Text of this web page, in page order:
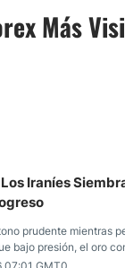
Más
Iraníes
prudente mientras
bajo presión, el oro
referencias